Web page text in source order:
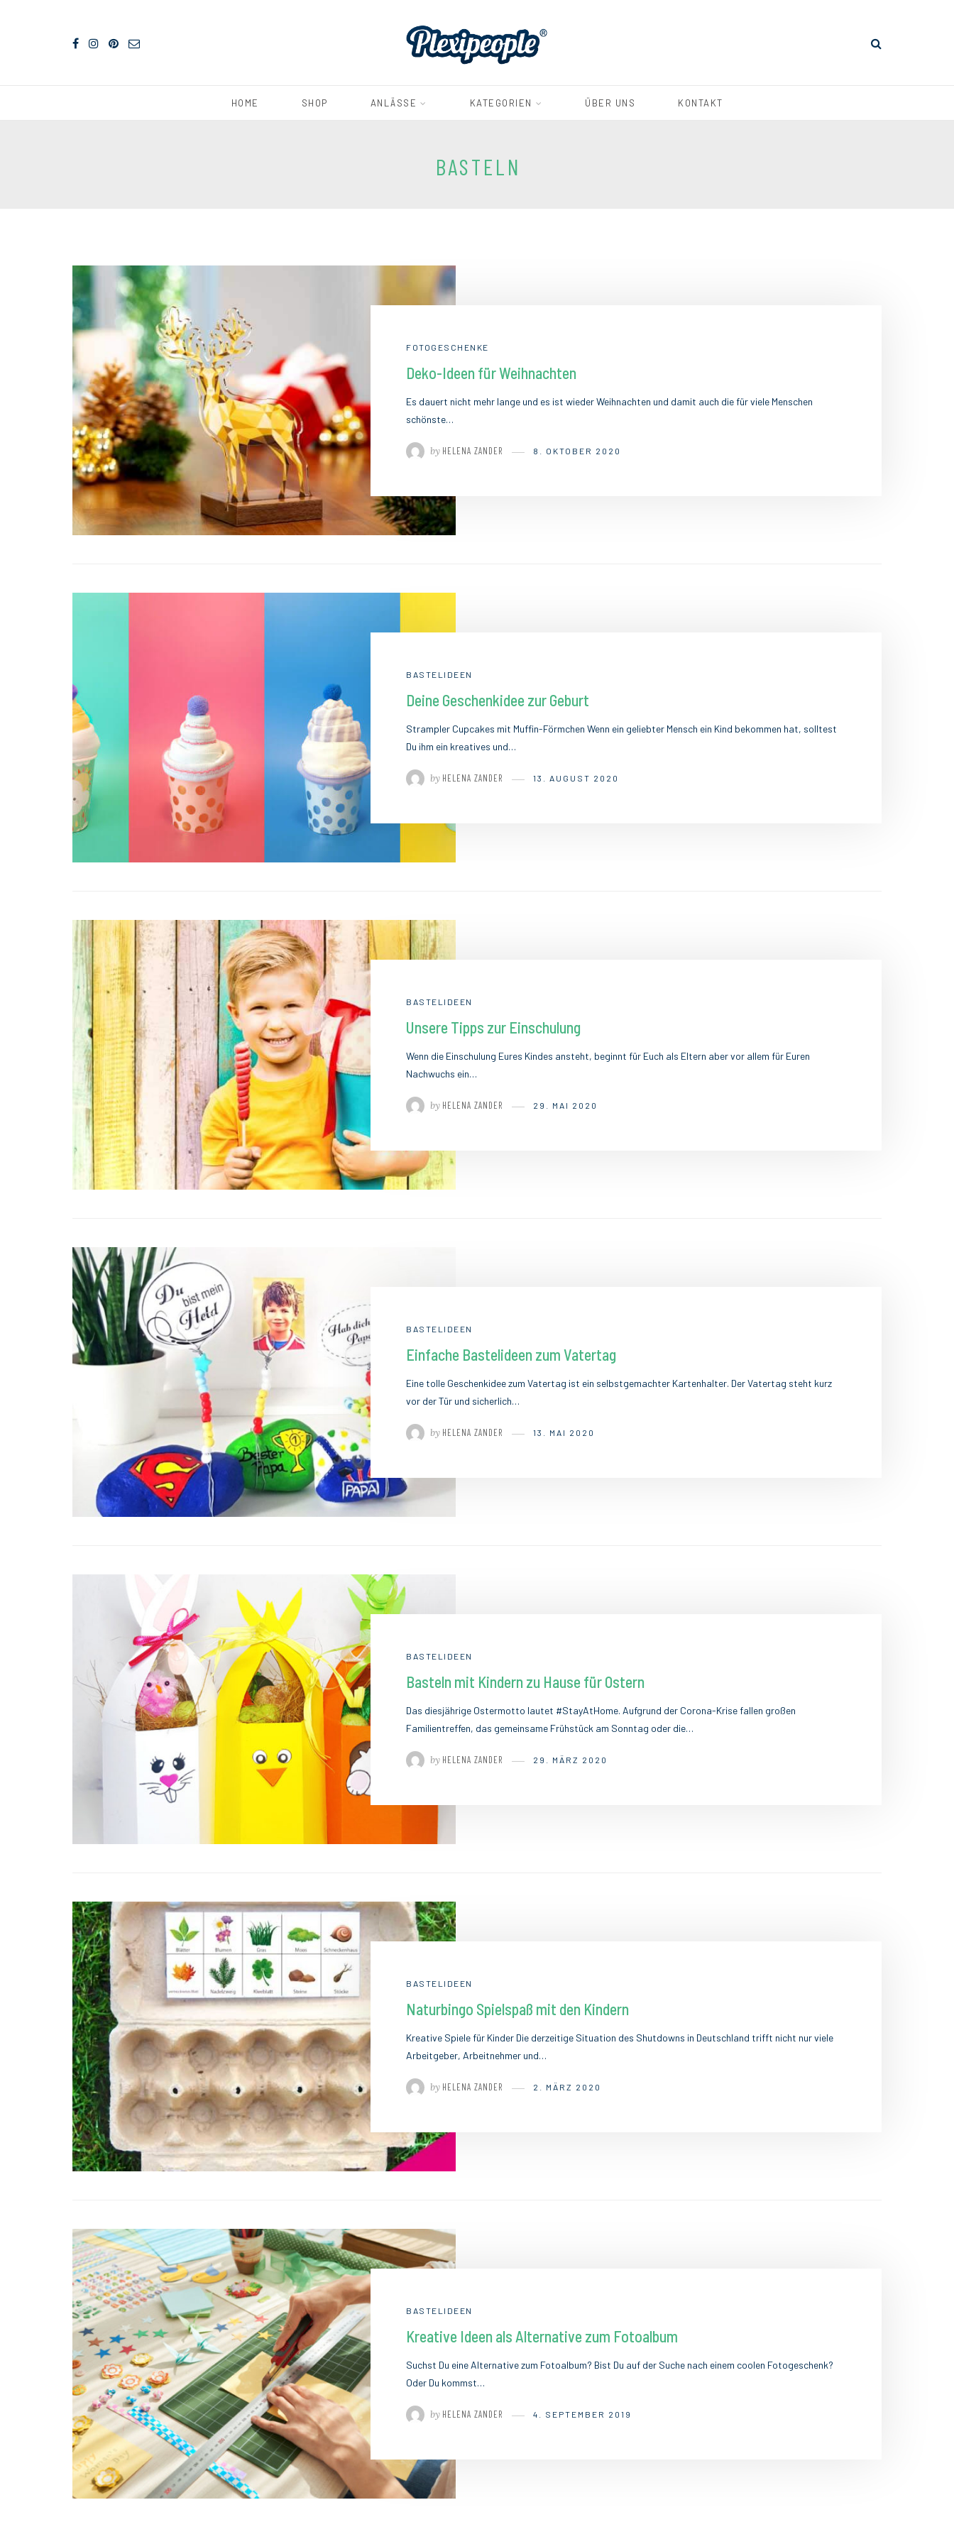
HOME SHOP ANLÄSSE KATEGORIEN ÜBER UNS KONTAKT
BASTELN
FOTOGESCHENKE
Deko-Ideen für Weihnachten
Es dauert nicht mehr lange und es ist wieder Weihnachten und damit auch die für viele Menschen
schönste…
by HELENA ZANDER 8. OKTOBER 2020
BASTELIDEEN
Deine Geschenkidee zur Geburt
Strampler Cupcakes mit Muffin-Förmchen Wenn ein geliebter Mensch ein Kind bekommen hat, solltest
Du ihm ein kreatives und…
by HELENA ZANDER 13. AUGUST 2020
BASTELIDEEN
Unsere Tipps zur Einschulung
Wenn die Einschulung Eures Kindes ansteht, beginnt für Euch als Eltern aber vor allem für Euren
Nachwuchs ein…
by HELENA ZANDER 29. MAI 2020
BASTELIDEEN
Einfache Bastelideen zum Vatertag
Eine tolle Geschenkidee zum Vatertag ist ein selbstgemachter Kartenhalter. Der Vatertag steht kurz
vor der Tür und sicherlich…
by HELENA ZANDER 13. MAI 2020
BASTELIDEEN
Basteln mit Kindern zu Hause für Ostern
Das diesjährige Ostermotto lautet #StayAtHome. Aufgrund der Corona-Krise fallen großen
Familientreffen, das gemeinsame Frühstück am Sonntag oder die…
by HELENA ZANDER 29. MÄRZ 2020
BASTELIDEEN
Naturbingo Spielspaß mit den Kindern
Kreative Spiele für Kinder Die derzeitige Situation des Shutdowns in Deutschland trifft nicht nur viele
Arbeitgeber, Arbeitnehmer und…
by HELENA ZANDER 2. MÄRZ 2020
BASTELIDEEN
Kreative Ideen als Alternative zum Fotoalbum
Suchst Du eine Alternative zum Fotoalbum? Bist Du auf der Suche nach einem coolen Fotogeschenk?
Oder Du kommst…
by HELENA ZANDER 4. SEPTEMBER 2019